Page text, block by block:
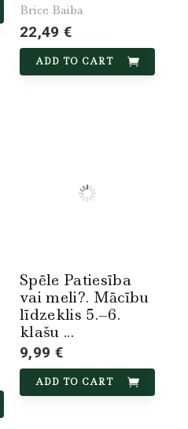
Brice Baiba
22,49 €
ADD TO CART
Spēle Patiesība
vai meli?. Mācību
līdzeklis 5.–6.
klašu ...
9,99 €
ADD TO CART